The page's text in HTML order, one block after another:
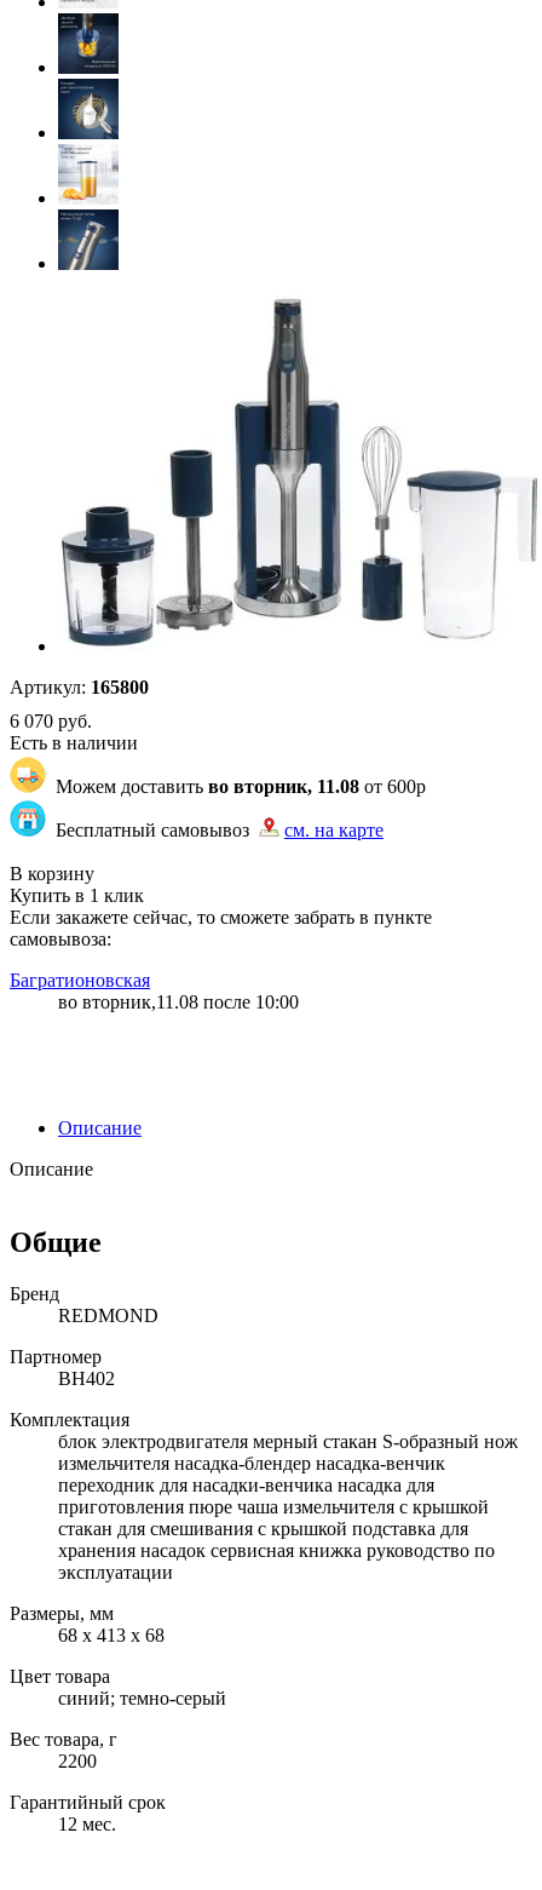
Артикул: 165800
6 070 руб.
Есть в наличии
Можем доставить во вторник, 11.08 от 600р
Бесплатный самовывоз
см. на карте
В корзину
Купить в 1 клик
Если закажете сейчас, то сможете забрать в пункте
самовывоза:
Багратионовская
во вторник,11.08 после 10:00
Описание
Описание
Общие
Бренд
REDMOND
Партномер
BH402
Комплектация
блок электродвигателя мерный стакан S-образный нож
измельчителя насадка-блендер насадка-венчик
переходник для насадки-венчика насадка для
приготовления пюре чаша измельчителя с крышкой
стакан для смешивания с крышкой подставка для
хранения насадок сервисная книжка руководство по
эксплуатации
Размеры, мм
68 х 413 х 68
Цвет товара
синий; темно-серый
Вес товара, г
2200
Гарантийный срок
12 мес.